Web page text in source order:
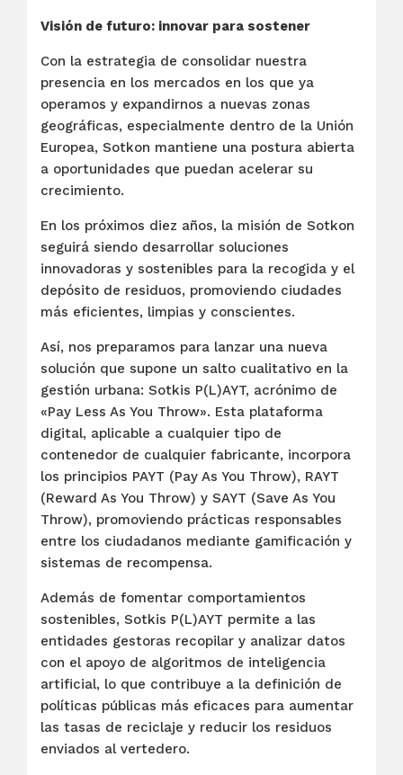
Visión de futuro: innovar para sostener
Con la estrategia de consolidar nuestra
presencia en los mercados en los que ya
operamos y expandirnos a nuevas zonas
geográficas, especialmente dentro de la Unión
Europea, Sotkon mantiene una postura abierta
a oportunidades que puedan acelerar su
crecimiento.
En los próximos diez años, la misión de Sotkon
seguirá siendo desarrollar soluciones
innovadoras y sostenibles para la recogida y el
depósito de residuos, promoviendo ciudades
más eficientes, limpias y conscientes.
Así, nos preparamos para lanzar una nueva
solución que supone un salto cualitativo en la
gestión urbana: Sotkis P(L)AYT, acrónimo de
«Pay Less As You Throw». Esta plataforma
digital, aplicable a cualquier tipo de
contenedor de cualquier fabricante, incorpora
los principios PAYT (Pay As You Throw), RAYT
(Reward As You Throw) y SAYT (Save As You
Throw), promoviendo prácticas responsables
entre los ciudadanos mediante gamificación y
sistemas de recompensa.
Además de fomentar comportamientos
sostenibles, Sotkis P(L)AYT permite a las
entidades gestoras recopilar y analizar datos
con el apoyo de algoritmos de inteligencia
artificial, lo que contribuye a la definición de
políticas públicas más eficaces para aumentar
las tasas de reciclaje y reducir los residuos
enviados al vertedero.